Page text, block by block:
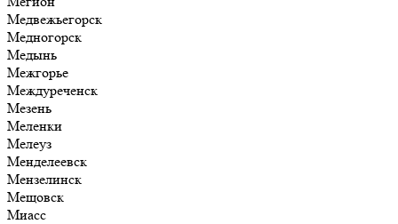
Медвежьегорск
Медногорск
Медынь
Межгорье
Междуреченск
Мезень
Меленки
Мелеуз
Менделеевск
Мензелинск
Мещовск
Миасс